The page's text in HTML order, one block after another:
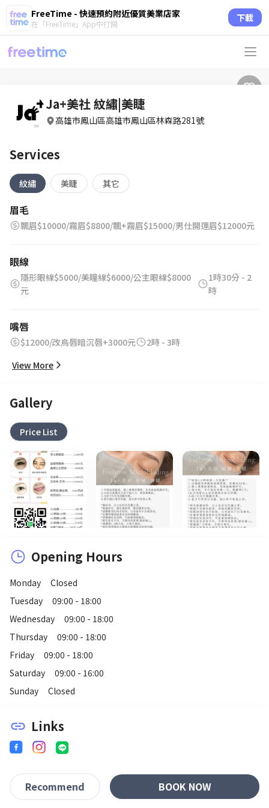
FreeTime - 快速預約附近優質美業店家
在「FreeTime」App中打開 下載
Ja+美社 紋繡|美睫
高雄市鳳山區高雄市鳳山區林森路281號
Services
紋繡 美睫 其它
眉毛
飄眉$10000/霧眉$8800/飄+霧眉$15000/男仕開運眉$12000元
眼線
隱形眼線$5000/美瞳線$6000/公主眼線$8000
元
1時30分 - 2
時
嘴唇
$12000/改烏唇暗沉唇+3000元
2時 - 3時
View More
Gallery
Price List
Opening Hours
Monday
Closed
Tuesday
09:00 - 18:00
Wednesday
09:00 - 18:00
Thursday
09:00 - 18:00
Friday
09:00 - 18:00
Saturday
09:00 - 16:00
Sunday
Closed
link Links
Recommend BOOK NOW